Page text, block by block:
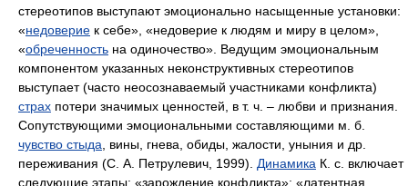
стереотипов выступают эмоционально насыщенные установки:
«недоверие к себе», «недоверие к людям и миру в целом»,
«обреченность на одиночество». Ведущим эмоциональным
компонентом указанных неконструктивных стереотипов
выступает (часто неосознаваемый участниками конфликта)
страх потери значимых ценностей, в т. ч. – любви и признания.
Сопутствующими эмоциональными составляющими м. б.
чувство стыда , вины, гнева, обиды, жалости, уныния и др.
переживания (С. А. Петрулевич, 1999). Динамика К. с. включает
следующие этапы: «зарождение конфликта»; «латентная